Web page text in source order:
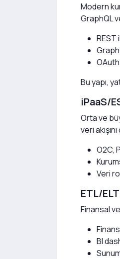
Modern
GraphQL
Bu yapı,
iPaaS/
Orta ve
veri
O2C,
Veri
ETL/
Finansal
BI